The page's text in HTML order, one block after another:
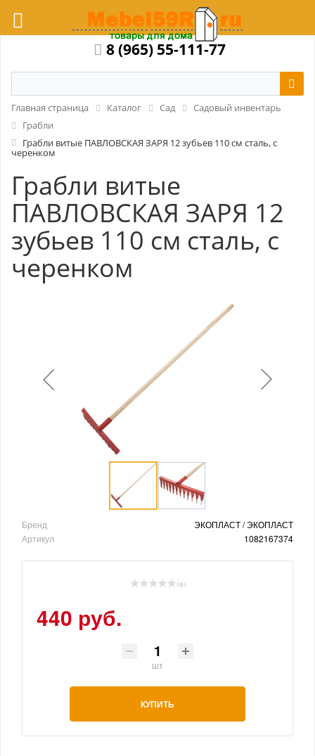
8 (965) 55-111-77
Главная страница Каталог Сад
Садовый инвентарь
Грабли
Грабли витые ПАВЛОВСКАЯ ЗАРЯ 12 зубьев 110 см сталь, с
черенком
Грабли витые
ПАВЛОВСКАЯ ЗАРЯ 12
зубьев 110 см сталь, с
черенком
Бренд
ЭКОПЛАСТ / ЭКОПЛАСТ
Артикул
1082167374
( 0 )
440 руб.
шт
КУПИТЬ